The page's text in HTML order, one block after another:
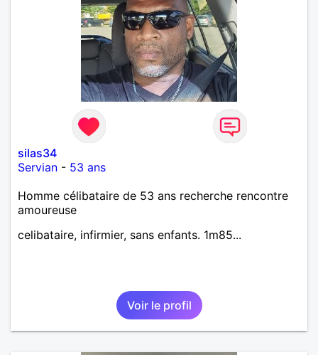
silas34
Servian - 53 ans
Homme célibataire de 53 ans recherche rencontre
amoureuse
celibataire, infirmier, sans enfants. 1m85...
Voir le profil